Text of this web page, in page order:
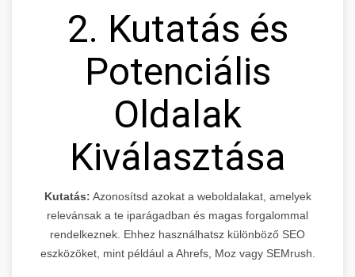
2. Kutatás és
Potenciális
Oldalak
Kiválasztása
Kutatás: Azonosítsd azokat a weboldalakat, amelyek
relevánsak a te iparágadban és magas forgalommal
rendelkeznek. Ehhez használhatsz különböző SEO
eszközöket, mint például a Ahrefs, Moz vagy SEMrush.